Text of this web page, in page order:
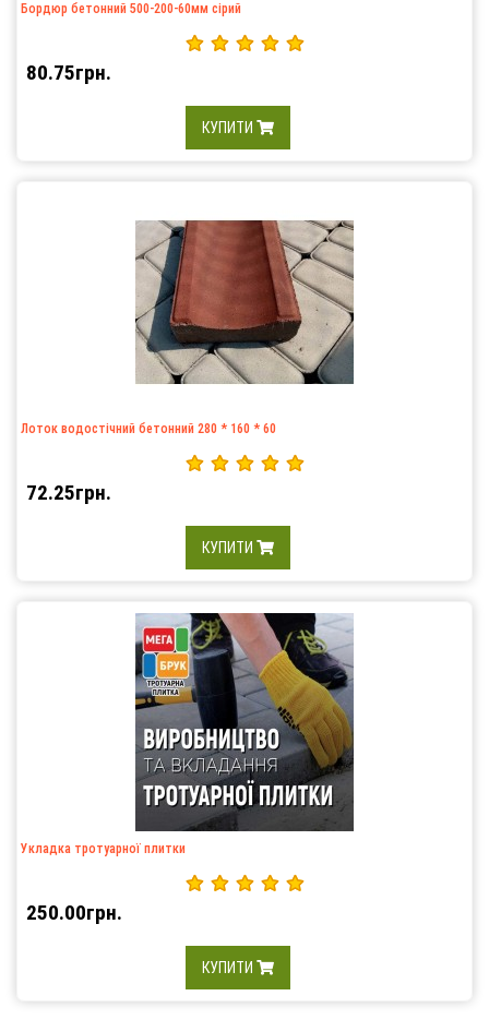
Бордюр бетонний 500-200-60мм сірий
80.75грн.
КУПИТИ
Лоток водостічний бетонний 280 * 160 * 60
72.25грн.
КУПИТИ
Укладка тротуарної плитки
250.00грн.
КУПИТИ